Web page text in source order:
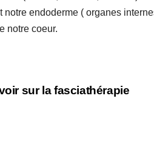
(fascias, muscles, coeur…)
endoderme ( organes